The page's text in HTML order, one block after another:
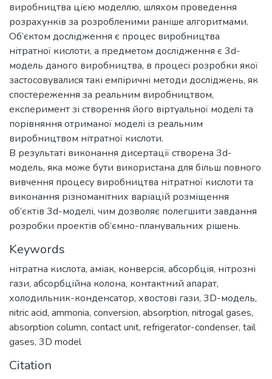
виробництва цією моделлю, шляхом проведення
розрахунків за розробленими раніше алгоритмами.
Об’єктом дослідження є процес виробництва
нітратної кислоти, а предметом дослідження є 3d-
модель даного виробництва, в процесі розробки якої
застосовувалися такі емпіричні методи досліджень, як
спостереження за реальним виробництвом,
експеримент зі створення його віртуальної моделі та
порівняння отриманої моделі із реальним
виробництвом нітратної кислоти.
В результаті виконання дисертації створена 3d-
модель, яка може бути використана для більш повного
вивчення процесу виробництва нітратної кислоти та
виконання різноманітних варіацій розміщення
об’єктів 3d-моделі, чим дозволяє полегшити завдання
розробки проектів об’ємно-планувальних рішень.
Keywords
нітратна кислота, аміак, конверсія, абсорбція, нітрозні
гази, абсорбційна колона, контактний апарат,
холодильник-конденсатор, хвостові гази, 3D-модель,
nitric acid, ammonia, conversion, absorption, nitrogal gases,
absorption column, contact unit, refrigerator-condenser, tail
gases, 3D model
Citation